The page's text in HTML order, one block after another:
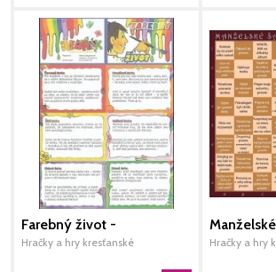
Farebný život -
vystrihovačka A4
Hračky a hry kresťanské
(hnedé)
Hračky a hry